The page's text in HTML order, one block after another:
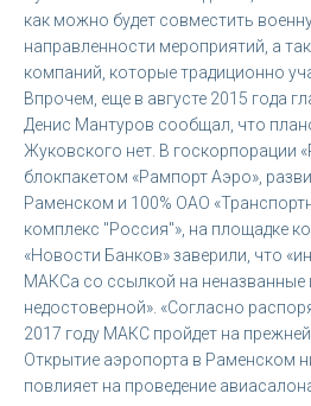
как можно будет совместить
направленности мероприятий, а
компаний, которые традиционно
Впрочем, еще в августе 2015 года
Денис Мантуров сообщал, что
Жуковского нет. В госкорпорации
блокпакетом «Рампорт Аэро»,
Раменском и 100% ОАО
комплекс "Россия"», на площадке
«Новости Банков» заверили, что
МАКСа со ссылкой на неназванные
недостоверной». «Согласно
2017 году МАКС пройдет на
Открытие аэропорта в Раменском
повлияет на проведение